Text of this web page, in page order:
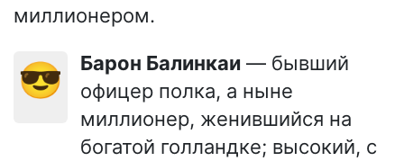
миллионером.
😎 Барон Балинкаи — бывший
офицер полка, а ныне
миллионер, женившийся на
богатой голландке; высокий, с